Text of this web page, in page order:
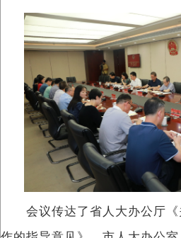
会议传达了省人大办公厅《